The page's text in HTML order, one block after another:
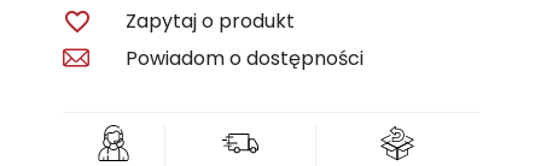

Zapytaj o produkt
Powiadom o dostępności